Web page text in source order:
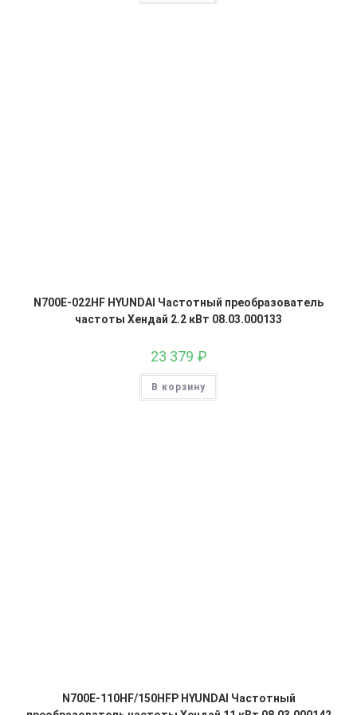
N700E-022HF HYUNDAI Частотный преобразователь
частоты Хендай 2.2 кВт 08.03.000133
23 379 ₽
В корзину
N700E-110HF/150HFP HYUNDAI Частотный